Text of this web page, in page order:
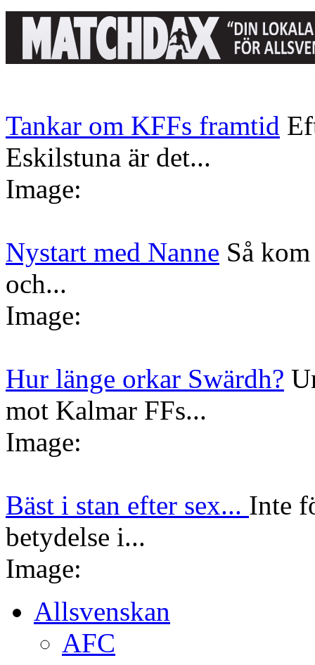
Tankar om KFFs framtid
Eskilstuna är det...
Image:
Nystart med Nanne Så
och...
Image:
Hur länge orkar Swärdh?
mot Kalmar FFs...
Image:
Bäst i stan efter sex... Inte
betydelse i...
Image:
Allsvenskan
AFC